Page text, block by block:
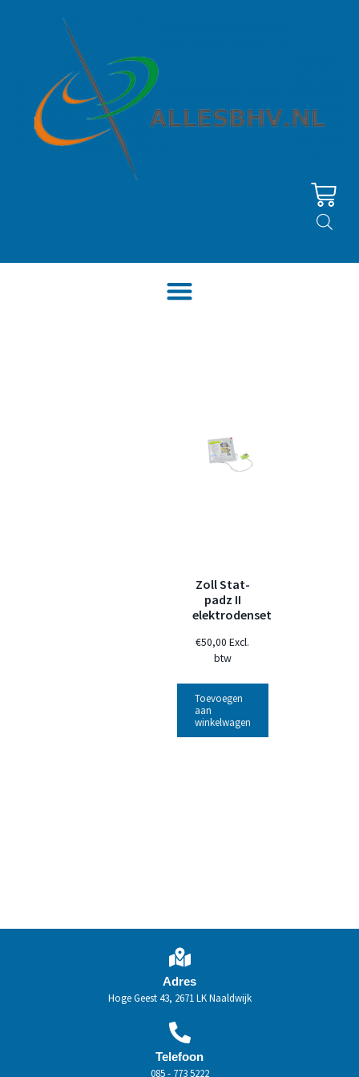
Zoll Stat-
padz II
elektrodenset
€50,00 Excl.
btw
Toevoegen
aan
winkelwagen
Adres
Hoge Geest 43, 2671 LK Naaldwijk
Telefoon
085 - 773 5222